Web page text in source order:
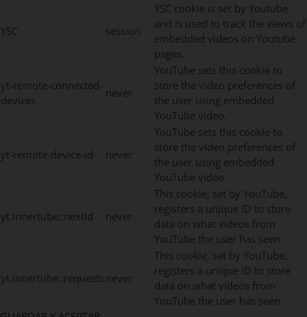
YSC session
YSC cookie is set by Youtube
and is used to track the views of
embedded videos on Youtube
pages.
yt-remote-connected-
devices
never
YouTube sets this cookie to
store the video preferences of
the user using embedded
YouTube video.
yt-remote-device-id never
YouTube sets this cookie to
store the video preferences of
the user using embedded
YouTube video.
yt.innertube::nextId never
This cookie, set by YouTube,
registers a unique ID to store
data on what videos from
YouTube the user has seen.
yt.innertube::requests never
This cookie, set by YouTube,
registers a unique ID to store
data on what videos from
YouTube the user has seen.